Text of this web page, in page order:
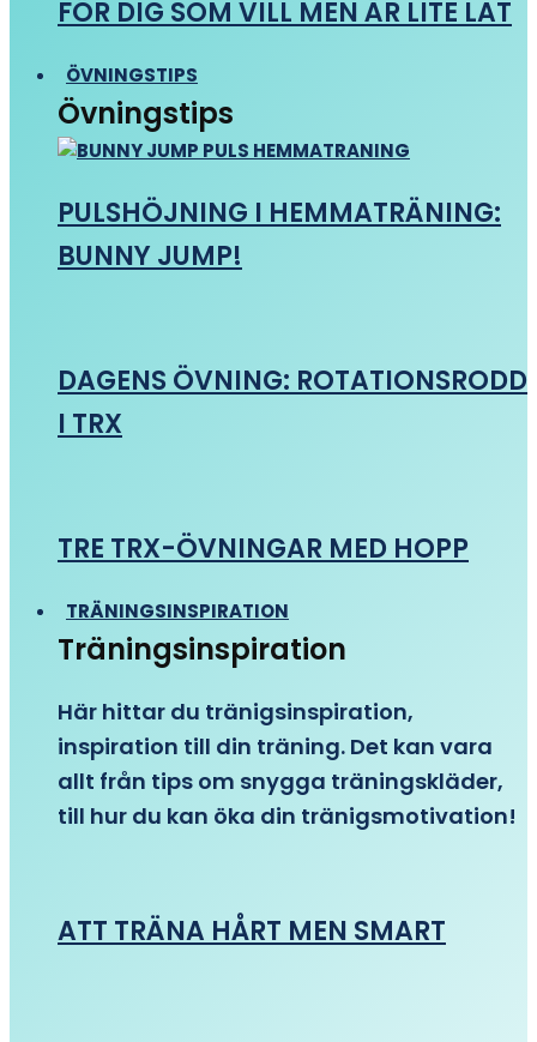
FÖR DIG SOM VILL MEN ÄR LITE LAT
ÖVNINGSTIPS
Övningstips
PULSHÖJNING I HEMMATRÄNING:
BUNNY JUMP!
DAGENS ÖVNING: ROTATIONSRODD
I TRX
TRE TRX-ÖVNINGAR MED HOPP
TRÄNINGSINSPIRATION
Träningsinspiration
Här hittar du tränigsinspiration,
inspiration till din träning. Det kan vara
allt från tips om snygga träningskläder,
till hur du kan öka din tränigsmotivation!
ATT TRÄNA HÅRT MEN SMART